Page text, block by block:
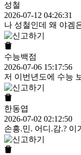
성철
2026-07-12 04:26:31
나 성철인데 왜 야겜
수능백점
2026-07-06 15:17:56
저 이번년도에 수능
한동엽
2026-07-02 02:12:50
손흥.민. 어디.감.? 이